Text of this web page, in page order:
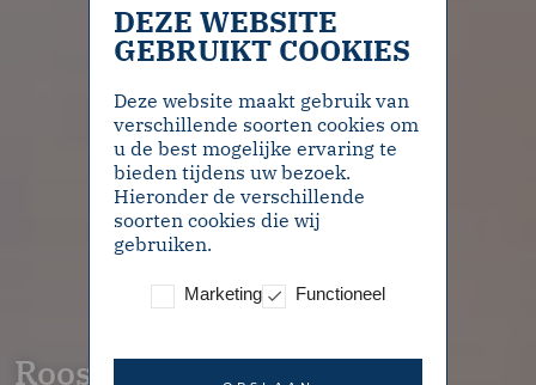
Rooseveltlaan
DEZE WEBSITE
GEBRUIKT COOKIES
Deze website maakt gebruik van
verschillende soorten cookies om
u de best mogelijke ervaring te
bieden tijdens uw bezoek.
Hieronder de verschillende
soorten cookies die wij
gebruiken.
Marketing Functioneel